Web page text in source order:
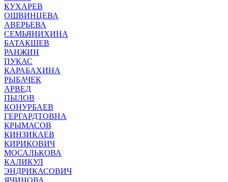
КУХАРЕВ
ОШВИНЦЕВА
АВЕРЬЕВА
СЕМЬЯНИХИНА
БАТАКШЕВ
РАНЖИН
ПУКАС
КАРАБАХИНА
РЫБАЧЕК
АРВЕД
ПЫЛОВ
КОНУРБАЕВ
ГЕРГАРДТОВНА
КРЫМАСОВ
КИНЗИКАЕВ
КИРИКОВИЧ
МОСАЛЬКОВА
КАЛИКУЛ
ЭНДРИКАСОВИЧ
ЯЧИНОВА